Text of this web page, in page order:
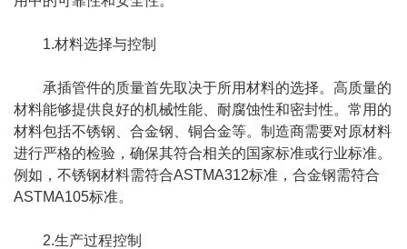
1.材料选择与控制
承插管件的质量首先取决于所用材料的选择。高质量的
材料能够提供良好的机械性能、耐腐蚀性和密封性。常用的
材料包括不锈钢、合金钢、铜合金等。制造商需要对原材料
进行严格的检验，确保其符合相关的国家标准或行业标准。
例如，不锈钢材料需符合ASTMA312标准，合金钢需符合
ASTMA105标准。
2.生产过程控制